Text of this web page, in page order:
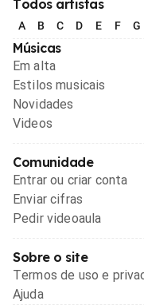
Todos artistas
A B C D E F G
Músicas
Em alta
Estilos musicais
Novidades
Videos
Comunidade
Entrar ou criar conta
Enviar cifras
Pedir videoaula
Sobre o site
Termos de uso e
Ajuda